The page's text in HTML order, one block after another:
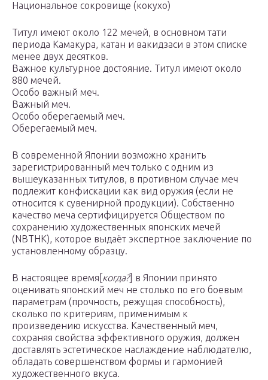
Национальное сокровище (кокухо)
Титул имеют около 122 мечей, в основном тати
периода Камакура, катан и вакидзаси в этом списке
менее двух десятков.
Важное культурное достояние. Титул имеют около
880 мечей.
Особо важный меч.
Важный меч.
Особо оберегаемый меч.
Оберегаемый меч.
В современной Японии возможно хранить
зарегистрированный меч только с одним из
вышеуказанных титулов, в противном случае меч
подлежит конфискации как вид оружия (если не
относится к сувенирной продукции). Собственно
качество меча сертифицируется Обществом по
сохранению художественных японских мечей
(NBTHK), которое выдаёт экспертное заключение по
установленному образцу.
В настоящее время[ когда?] в Японии принято
оценивать японский меч не столько по его боевым
параметрам (прочность, режущая способность),
сколько по критериям, применимым к
произведению искусства. Качественный меч,
сохраняя свойства эффективного оружия, должен
доставлять эстетическое наслаждение наблюдателю,
обладать совершенством формы и гармонией
художественного вкуса.